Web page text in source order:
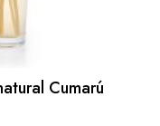
Cumarú